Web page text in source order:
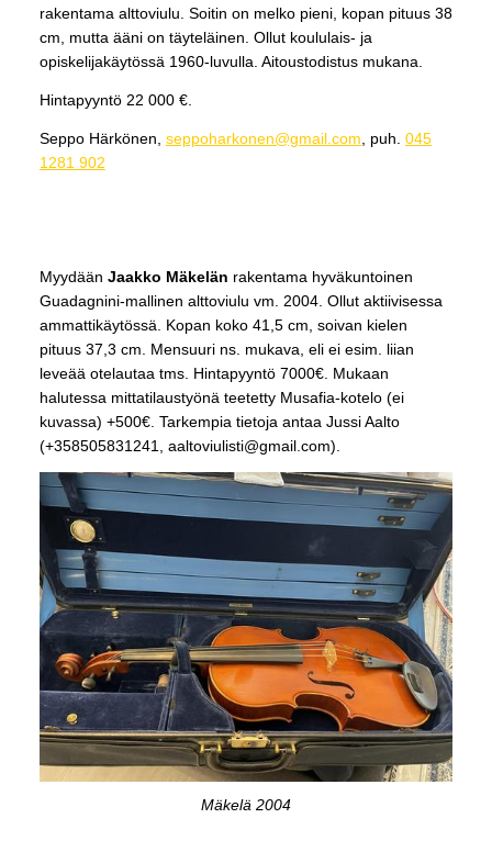
rakentama alttoviulu. Soitin on melko pieni, kopan pituus 38
cm, mutta ääni on täyteläinen. Ollut koululais- ja
opiskelijakäytössä 1960-luvulla. Aitoustodistus mukana.
Hintapyyntö 22 000 €.
Seppo Härkönen, seppoharkonen@gmail.com , puh. 045
1281 902
Myydään Jaakko Mäkelän rakentama hyväkuntoinen
Guadagnini-mallinen alttoviulu vm. 2004. Ollut aktiivisessa
ammattikäytössä. Kopan koko 41,5 cm, soivan kielen
pituus 37,3 cm. Mensuuri ns. mukava, eli ei esim. liian
leveää otelautaa tms. Hintapyyntö 7000€. Mukaan
halutessa mittatilaustyönä teetetty Musafia-kotelo (ei
kuvassa) +500€. Tarkempia tietoja antaa Jussi Aalto
(+358505831241, aaltoviulisti@gmail.com).
Mäkelä 2004